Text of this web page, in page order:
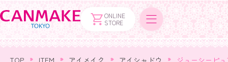
ONLINE
STORE
TOP ITEM アイメイク アイシャドウ ジューシーピ